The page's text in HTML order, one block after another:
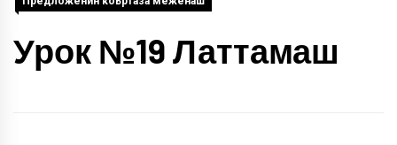
Урок №19 Латтамаш